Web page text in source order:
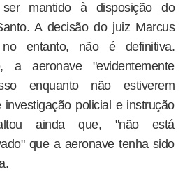
mantido à disposição do
A decisão do juiz Marcus
no entanto, não é definitiva.
a aeronave "evidentemente
enquanto não estiverem
policial e instrução
ainda que, "não está
que a aeronave tenha sido